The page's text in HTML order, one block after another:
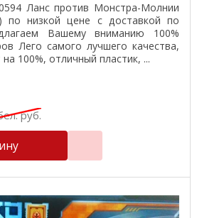
Ланс против Монстра-Молнии
по низкой цене с доставкой по
Вашему вниманию 100%
Лего самого лучшего качества,
100%, отличный пластик, ...
руб.